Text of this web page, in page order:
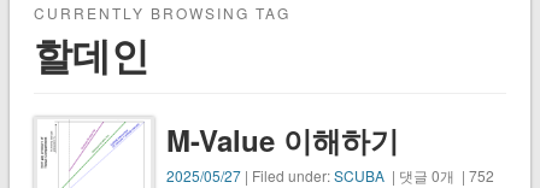
CURRENTLY BROWSING TAG
할데인
M-Value 이해하기
2025/05/27 | Filed under:SCUBA | 댓글 0개 | 752